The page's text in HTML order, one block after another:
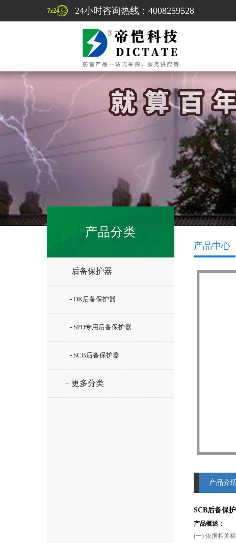
24小时咨询热线：4008259528
产品分类
+ 后备保护器
- DK后备保护器
- SPD专用后备保护器
- SCB后备保护器
+ 更多分类
产品中心
产品介
SCB后备保
产品概述：
(一) 依据相关